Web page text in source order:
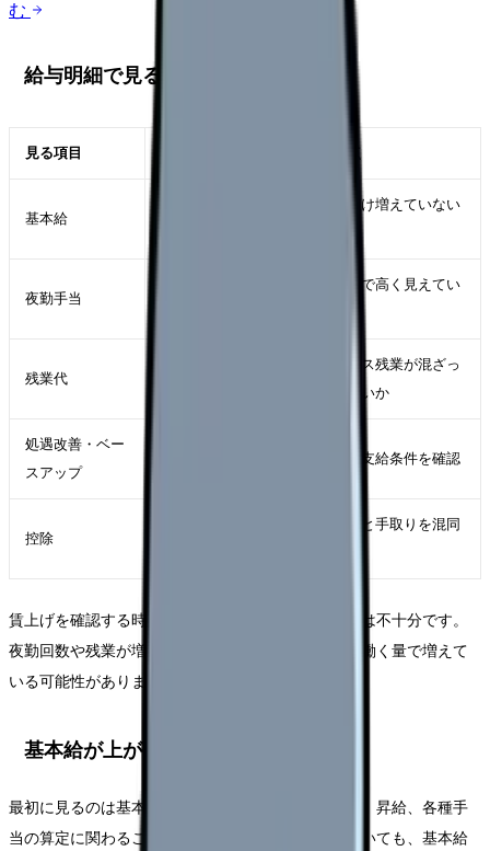
む
給与明細で見る5項目
見る項目
基本給
手当だけ増えていない
夜勤手当
回数増で高く見えてい
残業代
サービス残業が混ざっ
ていないか
処遇改善・ベー
スアップ
名称や支給条件を確認
控除
総支給と手取りを混同
賃上げを確認する時は、「総支給が増えた」だけでは不十分です。
夜勤回数や残業が増えただけなら、賃上げではなく働く量で増えて
いる可能性があります。
基本給が上がっているか
最初に見るのは基本給です。基本給は賞与、退職金、昇給、各種手
当の算定に関わることがあります。月給が上がっていても、基本給